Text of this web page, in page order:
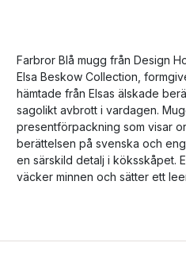
Farbror Blå mugg från Design
Elsa Beskow Collection,
hämtade från Elsas älskade
sagolikt avbrott i vardagen.
presentförpackning som visar
berättelsen på svenska och
en särskild detalj i köksskåpet.
väcker minnen och sätter ett